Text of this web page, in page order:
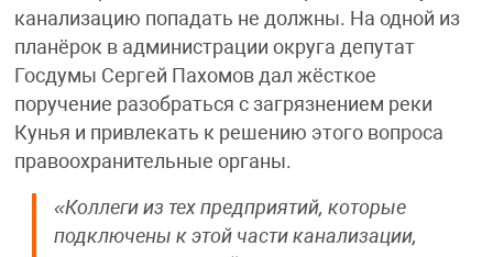
канализацию попадать не должны. На одной из
планёрок в администрации округа депутат
Госдумы Сергей Пахомов дал жёсткое
поручение разобраться с загрязнением реки
Кунья и привлекать к решению этого вопроса
правоохранительные органы.
«Коллеги из тех предприятий, которые
подключены к этой части канализации,